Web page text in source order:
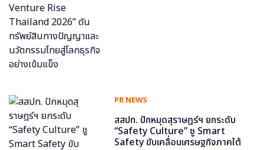
PR NEWS
สสปท. ปักหมุดสุราษฎร์ฯ ยกระดับ
“Safety Culture” ชู Smart
Safety ขับเคลื่อนเศรษฐกิจภาคใต้